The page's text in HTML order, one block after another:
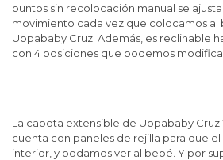
puntos sin recolocación manual se
movimiento cada vez que colocamos al
Uppababy Cruz. Además, es reclinable
con 4 posiciones que podemos
La capota extensible de Uppababy Cruz
cuenta con paneles de rejilla para que
interior, y podamos ver al bebé. Y por